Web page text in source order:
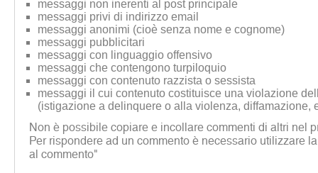
messaggi non inerenti al post principale
messaggi privi di indirizzo email
messaggi anonimi (cioè senza nome e cognome)
messaggi pubblicitari
messaggi con linguaggio offensivo
messaggi che contengono turpiloquio
messaggi con contenuto razzista o sessista
messaggi il cui contenuto costituisce una violazione
(istigazione a delinquere o alla violenza, diffamazione,
Non è possibile copiare e incollare commenti di altri nel
Per rispondere ad un commento è necessario utilizzare
al commento"